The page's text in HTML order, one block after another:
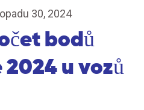
30, 2024
bodů
u vozů